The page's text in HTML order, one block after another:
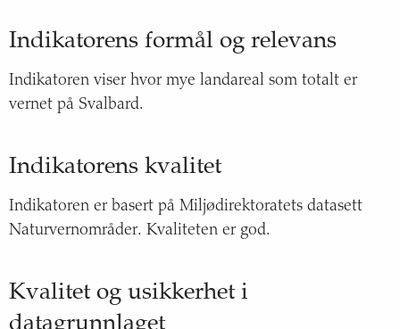
99
%
Utvikling
Over 68 prosent av landarealet på Svalbard er vernet.
Gå til miljømål
Indikatorens formål og relevans
Indikatoren viser hvor mye landareal som totalt er
vernet på Svalbard.
Indikatorens kvalitet
Indikatoren er basert på Miljødirektoratets datasett
Naturvernområder. Kvaliteten er god.
Kvalitet og usikkerhet i